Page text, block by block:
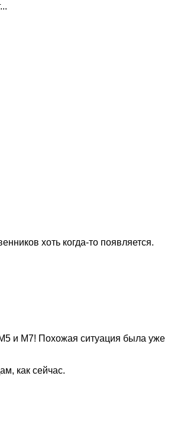
хоть когда-то появляется.
М5 и М7! Похожая ситуация была уже
как сейчас.